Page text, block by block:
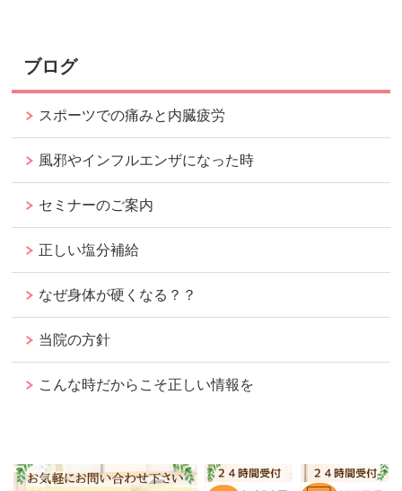
ブログ
スポーツでの痛みと内臓疲労
風邪やインフルエンザになった時
セミナーのご案内
正しい塩分補給
なぜ身体が硬くなる？？
当院の方針
こんな時だからこそ正しい情報を